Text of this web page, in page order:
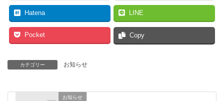
Hatena LINE
Pocket Copy
カテゴリー お知らせ
お知らせ